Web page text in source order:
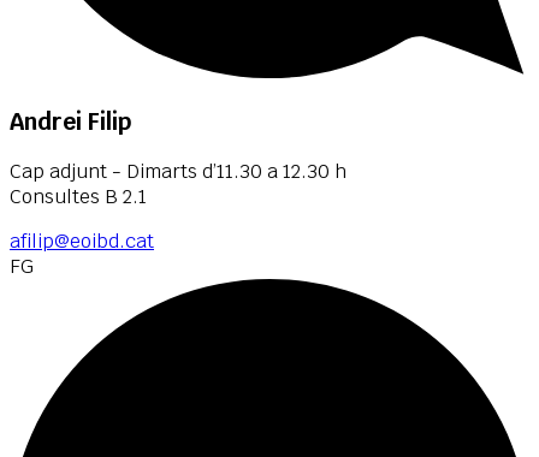
Andrei Filip
Cap adjunt - Dimarts d’11.30 a 12.30 h
Consultes B 2.1
afilip@eoibd.cat
FG